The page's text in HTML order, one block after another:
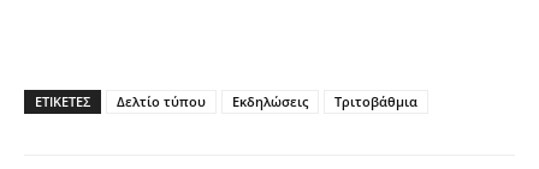
ΕΤΙΚΕΤΕΣ Δελτίο τύπου Εκδηλώσεις Τριτοβάθμια